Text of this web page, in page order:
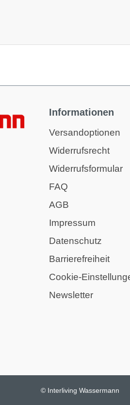
Informationen
Versandoptionen
Widerrufsrecht
Widerrufsformular
FAQ
AGB
Impressum
Datenschutz
Barrierefreiheit
Cookie-
Newsletter
© Interliving Wassermann